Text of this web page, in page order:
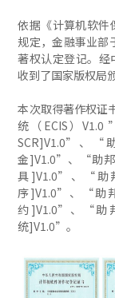
依据《计算机软件
规定，金融事业部
著权认定登记。
收到了国家版权局
本次取得著作权证
统（ECIS）V1.0
SCR]V1.0”、“
金]V1.0”、“助邦
具]V1.0”、“助
序]V1.0”、“助
约]V1.0”、“助
统]V1.0”。